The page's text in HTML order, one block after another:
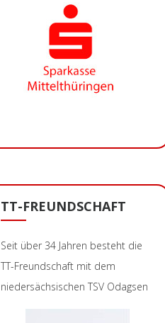
TT-FREUNDSCHAFT
Seit über 34 Jahren besteht die
TT-Freundschaft mit dem
niedersächsischen TSV Odagsen